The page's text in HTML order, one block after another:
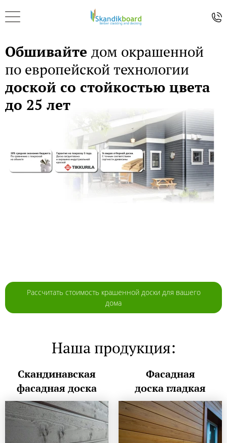
Обшивайте дом окрашенной
по европейской технологии
доской со стойкостью цвета
до 25 лет
Рассчитать стоимость крашенной доски для вашего
дома
Наша продукция:
Скандинавская
фасадная доска
Фасадная
доска гладкая